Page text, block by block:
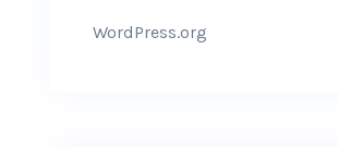
WordPress.org